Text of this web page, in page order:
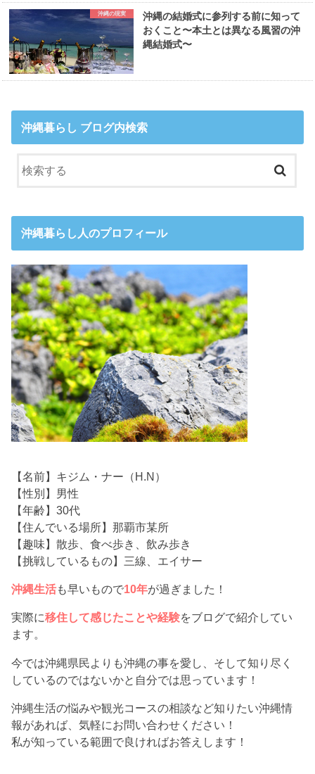
沖縄の現実
沖縄の結婚式に参列する前に知って
おくこと〜本土とは異なる風習の沖
縄結婚式〜
沖縄暮らし ブログ内検索
沖縄暮らし人のプロフィール
【名前】キジム・ナー（H.N）
【性別】男性
【年齢】30代
【住んでいる場所】那覇市某所
【趣味】散歩、食べ歩き、飲み歩き
【挑戦しているもの】三線、エイサー
沖縄生活も早いもので10年が過ぎました！
実際に移住して感じたことや経験をブログで紹介してい
ます。
今では沖縄県民よりも沖縄の事を愛し、そして知り尽く
しているのではないかと自分では思っています！
沖縄生活の悩みや観光コースの相談など知りたい沖縄情
報があれば、気軽にお問い合わせください！
私が知っている範囲で良ければお答えします！